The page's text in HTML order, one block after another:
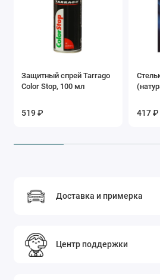
Защитный спрей Tarrago
Color Stop, 100 мл
519 ₽ 417 ₽
Доставка и примерка
Центр поддержки